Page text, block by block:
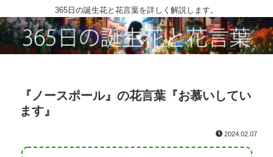
365日の誕生花と花言葉を詳しく解説します。
『ノースポール』の花言葉『お慕いしてい
ます』
2024.02.07